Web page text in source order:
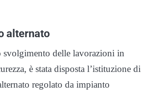
alternato
svolgimento delle lavorazioni in
è stata disposta l’istituzione di
regolato da impianto